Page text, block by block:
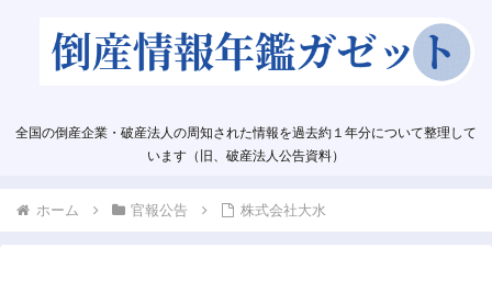
全国の倒産企業・破産法人の周知された情報を過去約１年分について整理して
います（旧、破産法人公告資料）
ホーム 官報公告 株式会社大水